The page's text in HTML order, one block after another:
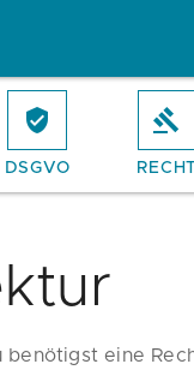
DSGVO
benötigst eine